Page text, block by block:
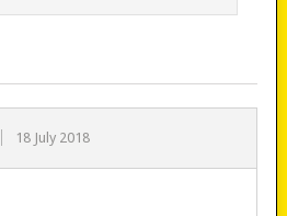
18 July 2018